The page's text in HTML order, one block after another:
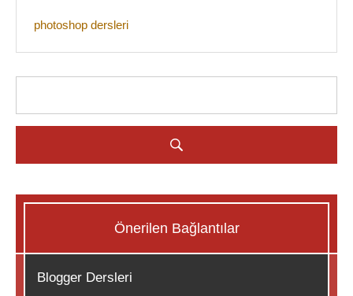
photoshop dersleri
Önerilen Bağlantılar
Blogger Dersleri